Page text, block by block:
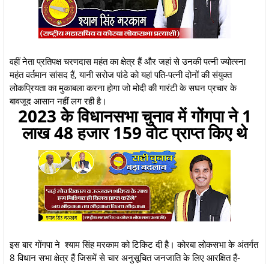
वहीं नेता प्रतिपक्ष चरणदास महंत का क्षेत्र हैं और जहां से उनकी पत्नी ज्योत्स्ना
महंत वर्तमान सांसद हैं, यानी सरोज पांडे को यहां पति-पत्नी दोनों की संयुक्त
लोकप्रियता का मुकाबला करना होगा जो मोदी की गारंटी के सघन प्रचार के
बावजूद आसान नहीं लग रही है।
2023 के विधानसभा चुनाव में गोंगपा ने 1
लाख 48 हजार 159 वोट प्राप्त किए थे
इस बार गोंगपा ने श्याम सिंह मरकाम को टिकिट दी है। कोरबा लोकसभा के अंतर्गत
8 विधान सभा क्षेत्र हैं जिसमें से चार अनुसूचित जनजाति के लिए आरक्षित हैं-